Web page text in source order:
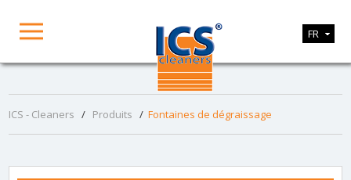
FR
ICS - Cleaners / Produits /Fontaines de dégraissage